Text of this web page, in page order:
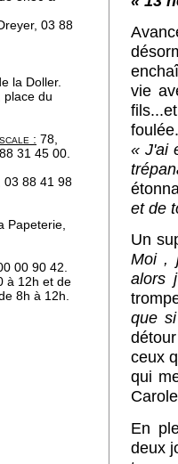
les
03 88
la Doller.
place du
: 78,
31 45 00.
03 88 41 98
Papeterie,
00 90 42.
à 12h et de
8h à 12h.
vie
« J'ai
et de
Un
Moi ,
alors
que
ceux
qui
En
deux